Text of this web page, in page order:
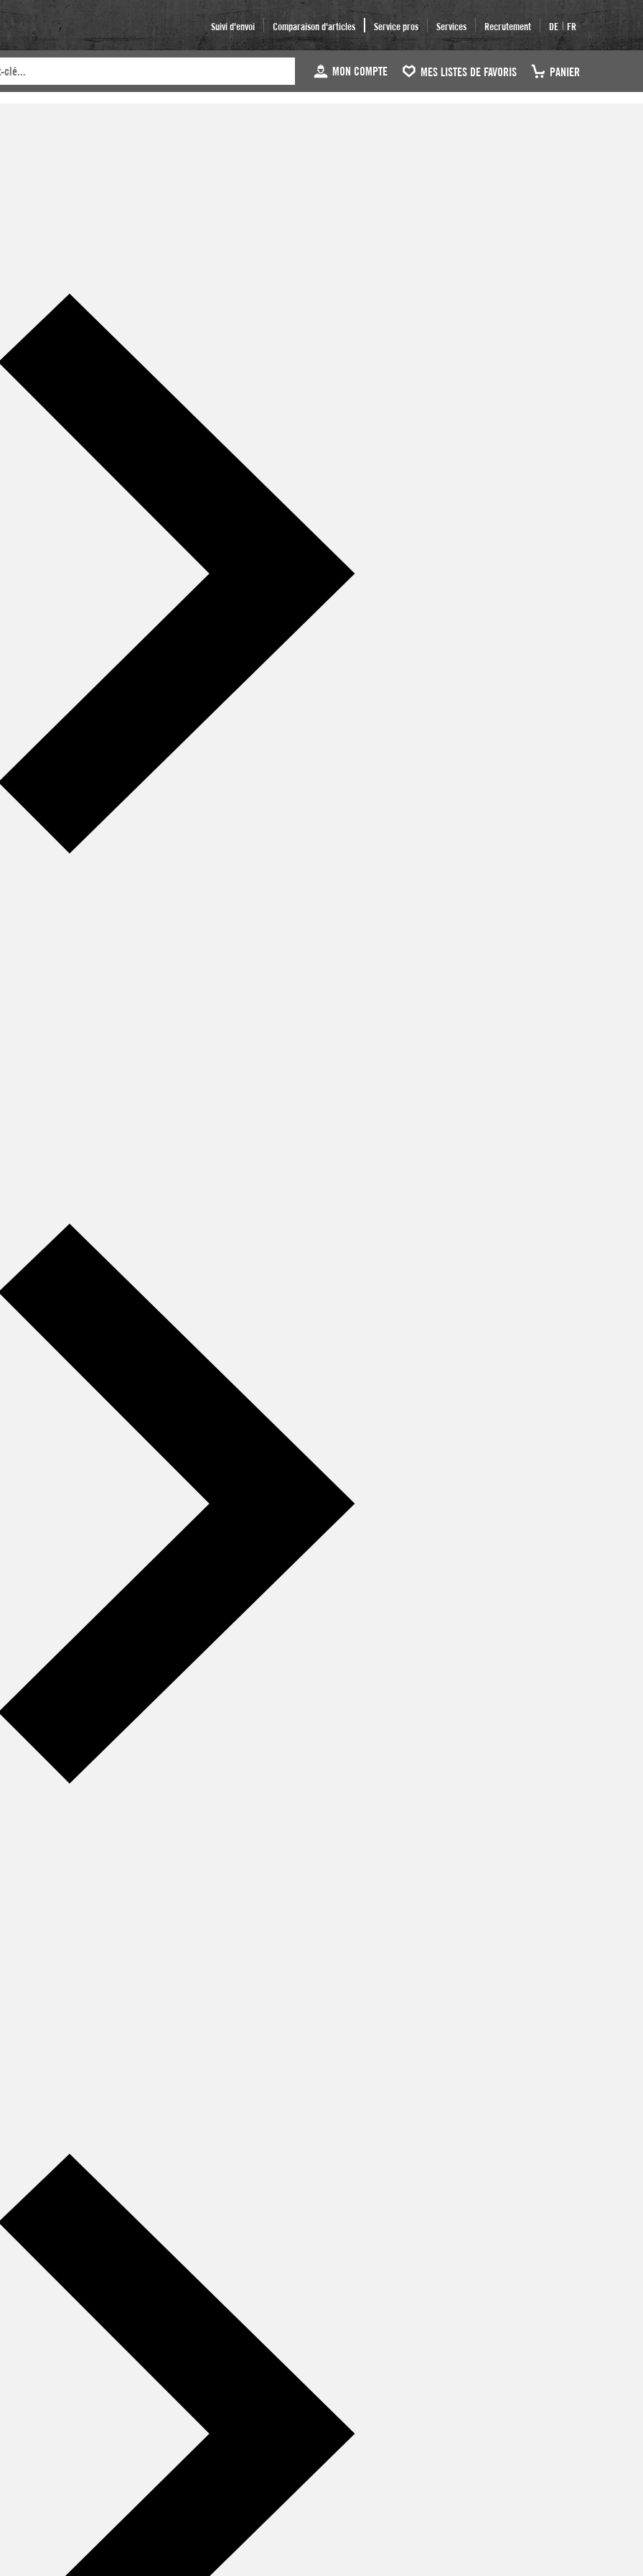
Suivi d'envoi Comparaison d'articles Service pros Services Recrutement DE | FR
MON COMPTE MES LISTES DE FAVORIS PANIER